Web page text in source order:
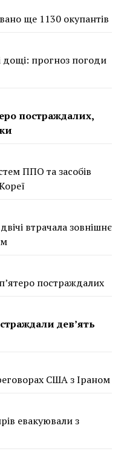
ще 1130 окупантів
дощі: прогноз погоди
постраждалих,
ППО та засобів
втрачала зовнішнє
постраждалих
дев’ять
США з Іраном
евакуювали з